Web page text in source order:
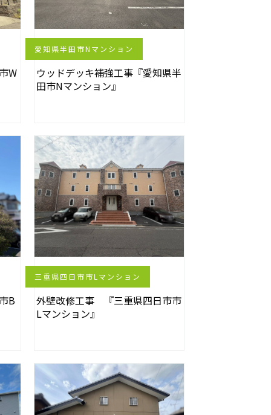
W
愛知県半田市Nマンション
ウッドデッキ補強工事『愛知県半
田市Nマンション』
B
三重県四日市市Lマンション
外壁改修工事 『三重県四日市市
Lマンション』